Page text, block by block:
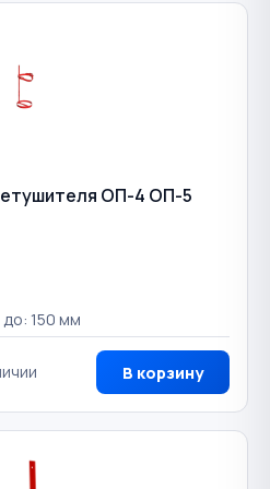
ОП-4 ОП-5
150 мм
В корзину